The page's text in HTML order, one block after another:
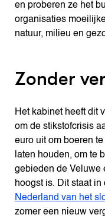
en proberen ze het
organisaties
natuur, milieu en
Zonder
Het kabinet heeft dit
om de stikstofcrisis
euro uit om boeren
laten houden, om te
gebieden de Veluwe
hoogst is. Dit staat in
Nederland van het
zomer een nieuw